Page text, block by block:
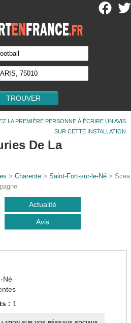
LA PREMIÈRE PERSONNE À ÉCRIRE UN AVIS
SUR CETTE INSTALLATION
De La
>Charente >Saint-Fort-sur-le-Né > Scea
Actualité
Avis
Né
: 1